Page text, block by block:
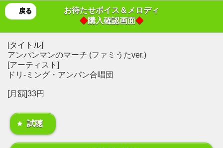
戻る
お待たせボイス＆メロディ
◆購入確認画面◆
[タイトル]
アンパンマンのマーチ (ファミうたver.)
[アーティスト]
ドリ-ミング・アンパン合唱団
[月額]33円
試聴